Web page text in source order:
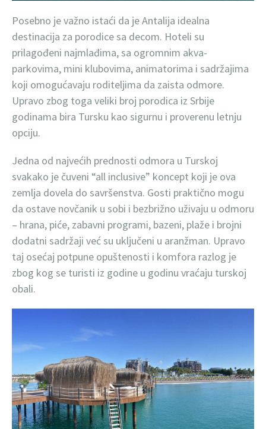
Posebno je važno istaći da je Antalija idealna
destinacija za porodice sa decom. Hoteli su
prilagođeni najmlađima, sa ogromnim akva-
parkovima, mini klubovima, animatorima i sadržajima
koji omogućavaju roditeljima da zaista odmore.
Upravo zbog toga veliki broj porodica iz Srbije
godinama bira Tursku kao sigurnu i proverenu letnju
opciju.
Jedna od najvećih prednosti odmora u Turskoj
svakako je čuveni “all inclusive” koncept koji je ova
zemlja dovela do savršenstva. Gosti praktično mogu
da ostave novčanik u sobi i bezbrižno uživaju u odmoru
– hrana, piće, zabavni programi, bazeni, plaže i brojni
dodatni sadržaji već su uključeni u aranžman. Upravo
taj osećaj potpune opuštenosti i komfora razlog je
zbog kog se turisti iz godine u godinu vraćaju turskoj
obali.